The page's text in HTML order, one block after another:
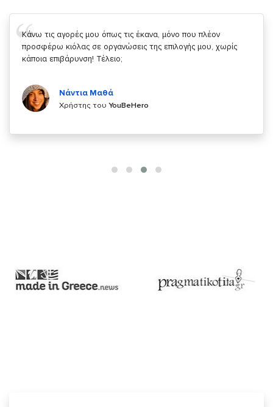
Σας ευχαριστώ που μας δίνετε την δυνατότητα να κάνουμε
κάτι!
Χρήστης τουYouBeHero